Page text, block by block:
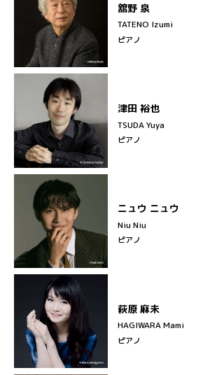
舘野 泉
TATENO Izumi
ピアノ
津田 裕也
TSUDA Yuya
ピアノ
ニュウ ニュウ
Niu Niu
ピアノ
萩原 麻未
HAGIWARA Mami
ピアノ